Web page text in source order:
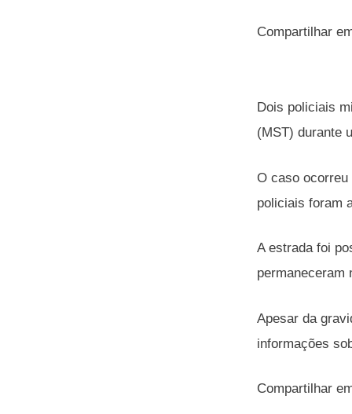
Compartilhar
Dois policiais
(MST) durante
O caso ocorreu
policiais foram
A estrada foi
permaneceram
Apesar da
informações
Compartilhar